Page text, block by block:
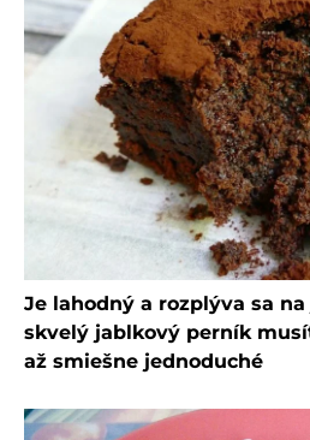
Je lahodný a rozplýva sa
skvelý jablkový perník
až smiešne jednoduché